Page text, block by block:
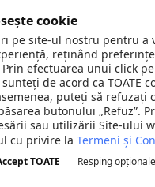
Comuna
Stejaru |
județul Tulcea
©
deBig Media Relații Publice
cookie
pe site-ul nostru pentru a
reținând
efectuarea unui click
de acord ca TOATE
puteți să refuzați
butonului „Refuz”.
sau utilizării Site-ului
cu privire la Termeni și
TOATE Resping opționale